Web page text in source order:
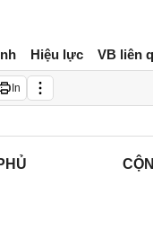
Hiệu lực VB liên
In